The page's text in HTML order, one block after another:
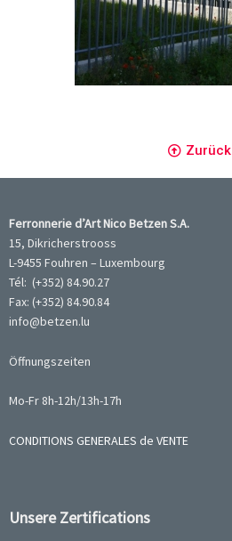
Zurück
Ferronnerie d’Art Nico Betzen S.A.
15, Dikricherstrooss
L-9455 Fouhren – Luxembourg
Tél: (+352) 84.90.27
Fax: (+352) 84.90.84
info@betzen.lu
Öffnungszeiten
Mo-Fr 8h-12h/13h-17h
CONDITIONS GENERALES de VENTE
Unsere Zertifications